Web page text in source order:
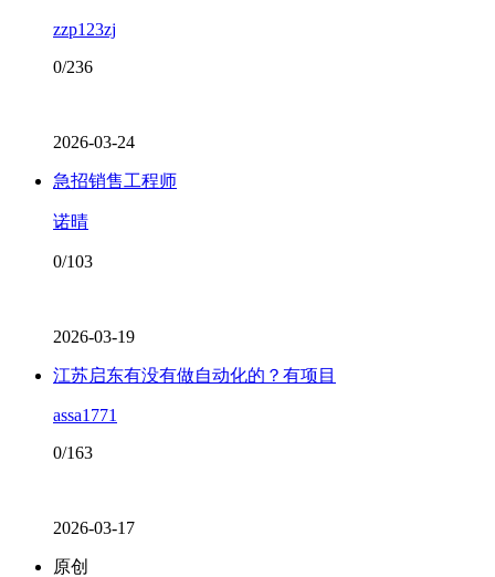
zzp123zj
0/236
2026-03-24
急招销售工程师
诺晴
0/103
2026-03-19
江苏启东有没有做自动化的？有项目
assa1771
0/163
2026-03-17
原创